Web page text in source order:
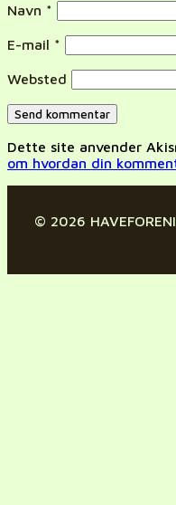
Navn *
E-mail *
Websted
Dette site anvender
om hvordan din
© 2026